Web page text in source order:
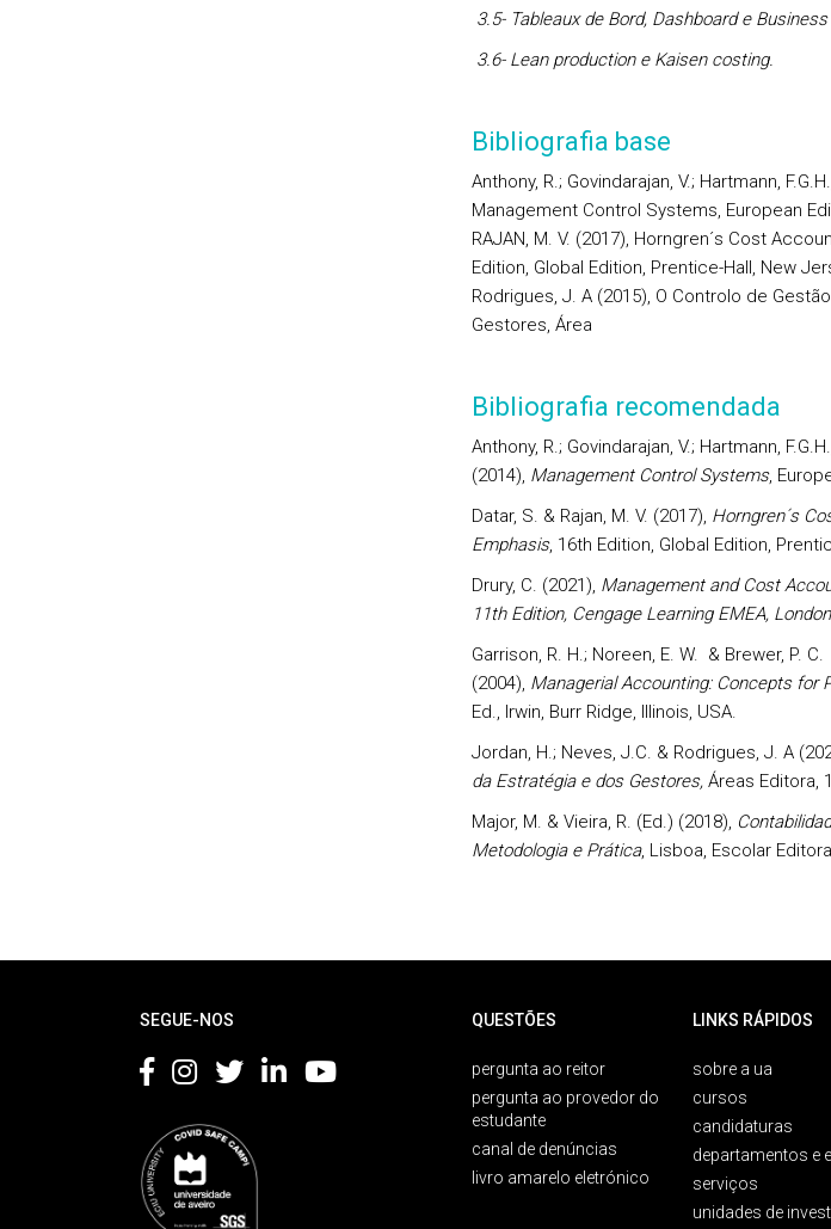
3.5-Tableaux de Bord, Dashboard e
3.6-Lean production e Kaisen costing.
Bibliografia base
Anthony, R.; Govindarajan, V.; Hartmann,
Management Control Systems, European
RAJAN, M. V. (2017), Horngren´s Cost
Edition, Global Edition, Prentice-Hall, New
Rodrigues, J. A (2015), O Controlo de
Gestores, Área
Bibliografia recomendada
Anthony, R.; Govindarajan, V.; Hartmann,
(2014), Management Control Systems,
Datar, S. & Rajan, M. V. (2017), Horngren´s
Emphasis, 16th Edition, Global Edition,
Drury, C. (2021), Management and Cost
11th Edition, Cengage LearningEMEA,
Garrison, R. H.; Noreen, E. W. & Brewer, P. C.
(2004), Managerial Accounting: Conceptsfor
Ed., Irwin, Burr Ridge, Illinois, USA.
Jordan, H.; Neves, J.C. & Rodrigues, J. A
da Estratégia e dos Gestores,Áreas Editora,
Major, M. & Vieira, R. (Ed.) (2018),
Metodologia e Prática, Lisboa, Escolar
SEGUE-NOS QUESTÕES
pergunta ao reitor
pergunta ao provedor do
estudante
canal de denúncias
livro amarelo eletrónico
LINKS RÁPIDOS
sobre a ua
cursos
candidaturas
departamentos e
serviços
unidades de